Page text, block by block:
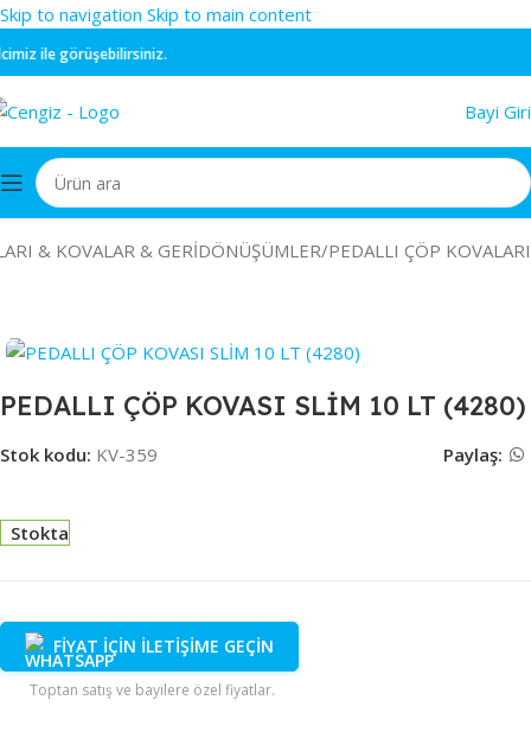
Skip to navigation Skip to main content
ile görüşebilirsiniz.
Bayi
& KOVALAR & GERİDÖNÜŞÜMLER/PEDALLI ÇÖP KOVALARI
PEDALLI ÇÖP KOVASI SLİM 10 LT (4280)
Stok kodu: KV-359 Paylaş:
Stokta
FİYAT İÇİN İLETİŞİME GEÇİN
Toptan satış ve bayilere özel fiyatlar.